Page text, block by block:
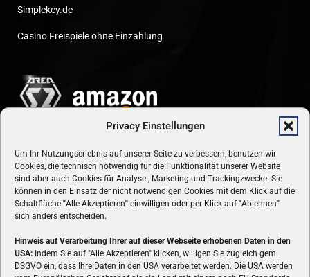
Privacy Einstellungen
Um Ihr Nutzungserlebnis auf unserer Seite zu verbessern, benutzen wir
Cookies, die technisch notwendig für die Funktionalität unserer Website
sind aber auch Cookies für Analyse-, Marketing und Trackingzwecke. Sie
können in den Einsatz der nicht notwendigen Cookies mit dem Klick auf die
Schaltfläche "Alle Akzeptieren" einwilligen oder per Klick auf"Ablehnen"
sich anders entscheiden.
Hinweis auf Verarbeitung Ihrer auf dieser Webseite erhobenen Daten in den
USA: Indem Sie auf "Alle Akzeptieren" klicken, willigen Sie zugleich gem.
DSGVO ein, dass Ihre Daten in den USA verarbeitet werden. Die USA werden
Simplekey.de
Casino Freispiele ohne Einzahlung
ÜBER UNS